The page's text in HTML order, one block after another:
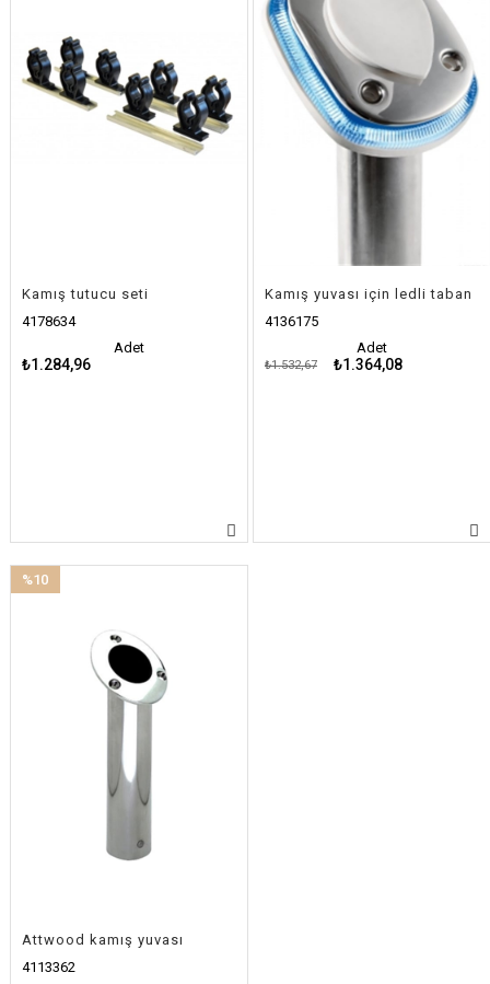
Kamış tutucu seti
4178634
Adet
₺1.284,96
Kamış yuvası için ledli taban
4136175
Adet
₺1.364,08
₺1.532,67
Attwood kamış yuvası
4113362
%10